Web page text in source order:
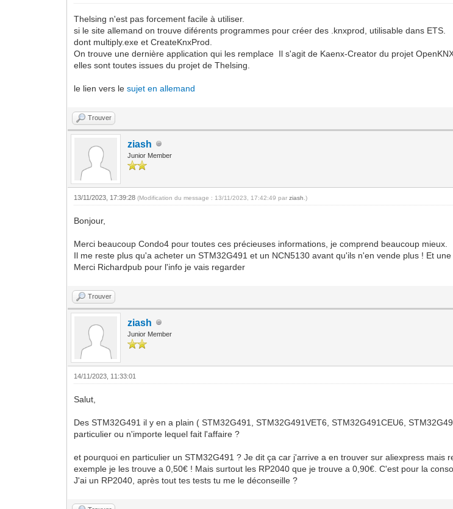
Thelsing n'est pas forcement facile à utiliser.
si le site allemand on trouve diférents programmes pour créer des .knxprod, utilisable dans ETS.
dont multiply.exe et CreateKnxProd.
On trouve une dernière application qui les remplace Il s'agit de Kaenx-Creator du projet
elles sont toutes issues du projet de Thelsing.
le lien vers lesujet en allemand
Trouver
ziash
Junior Member
13/11/2023, 17:39:28(Modification du message : 13/11/2023, 17:42:49 parziash .)
Bonjour,
Merci beaucoup Condo4 pour toutes ces précieuses informations, je comprend beaucoup mieux.
Il me reste plus qu'a acheter un STM32G491 et un NCN5130 avant qu'ils n'en vende plus ! Et
Merci Richardpub pour l'info je vais regarder
Trouver
ziash
Junior Member
14/11/2023, 11:33:01
Salut,
Des STM32G491 il y en a plain ( STM32G491, STM32G491VET6, STM32G491CEU6,
particulier ou n'importe lequel fait l'affaire ?
et pourquoi en particulier un STM32G491 ? Je dit ça car j'arrive a en trouver sur aliexpress
exemple je les trouve a 0,50€ ! Mais surtout les RP2040 que je trouve a 0,90€. C'est pour la
J'ai un RP2040, après tout tes tests tu me le déconseille ?